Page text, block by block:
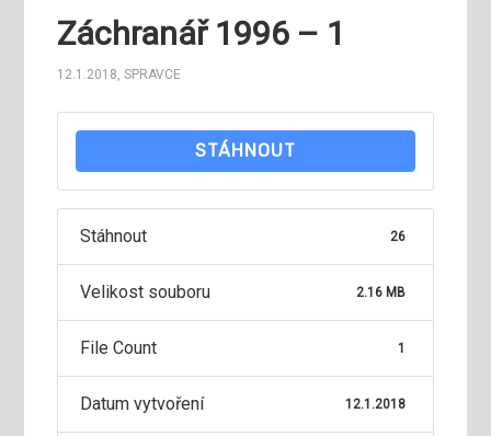
Záchranář 1996 – 1
12.1.2018,SPRAVCE
STÁHNOUT
Stáhnout 26
Velikost souboru 2.16 MB
File Count 1
Datum vytvoření 12.1.2018